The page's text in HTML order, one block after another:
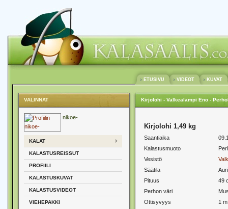
ETUSIVU VIDEOT KUVAT
VALINNAT
nikoe-
KALAT
KALASTUSREISSUT
PROFIILI
KALASTUSKUVAT
KALASTUSVIDEOT
VIEHEPAKKI
Kirjolohi - Valkealampi Eno -
Kirjolohi 1,49 kg
Saantiaika
Kalastusmuoto
Vesistö
Säätila
Pituus
49
Perhon väri
Ottisyvyys
1 m